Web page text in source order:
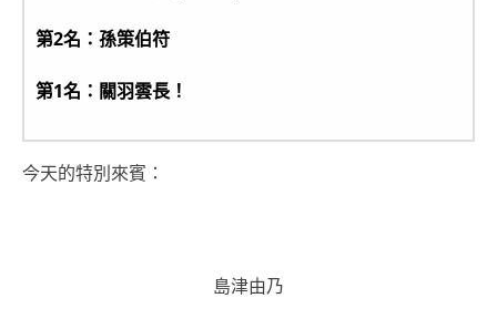
第2名：孫策伯符
第1名：關羽雲長！
今天的特別來賓：
島津由乃